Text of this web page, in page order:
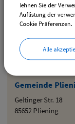
Gemeinde
Geltinger Str. 18
85652 Pliening
Behördenfinder
Länderkooperation
lehnen Sie der
Auflistung der
Cookie Präferenzen.
Alle